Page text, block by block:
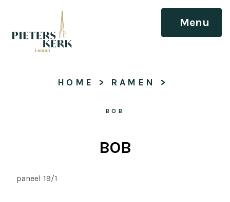
Menu
HOME > RAMEN >
BOB
BOB
paneel 19/1